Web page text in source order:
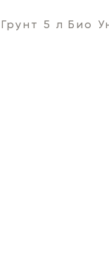
Грунт 5 л Био